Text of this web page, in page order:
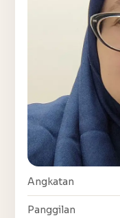
Angkatan
Panggilan